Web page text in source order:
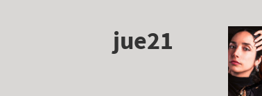
jue21